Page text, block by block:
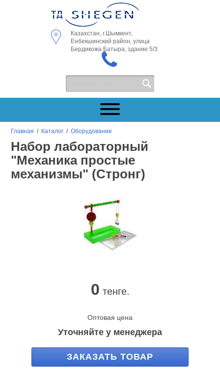
Казахстан, г.Шымкент,
Енбекшинский район, улица
Бердикожа Батыра, здание 5/3
Главная / Каталог /Оборудование
Набор лабораторный
"Механика простые
механизмы" (Стронг)
0 тенге.
Оптовая цена
Уточняйте у менеджера
ЗАКАЗАТЬ ТОВАР